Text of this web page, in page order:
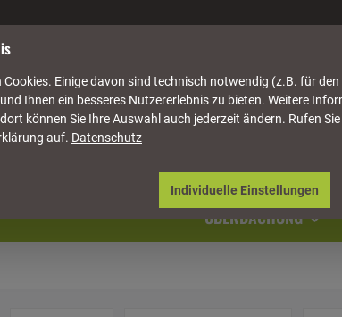
HÄUSER & PAVILLONS
ÜBERDACHUNG
Cookies. Einige davon sind technisch notwendig (z.B. für
Ihnen ein besseres Nutzererlebnis zu bieten. Weitere
können Sie Ihre Auswahl auch jederzeit ändern. Rufen
auf. Datenschutz
Individuelle Einstellungen